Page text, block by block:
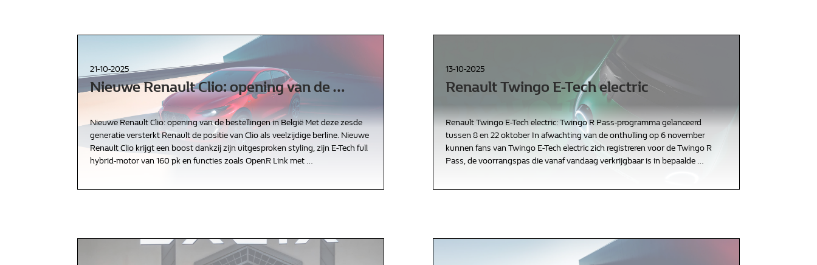
21-10-2025
Nieuwe Renault Clio: opening van de …
Nieuwe Renault Clio: opening van de bestellingen in België Met deze zesde
generatie versterkt Renault de positie van Clio als veelzijdige berline. Nieuwe
Renault Clio krijgt een boost dankzij zijn uitgesproken styling, zijn E-Tech full
hybrid-motor van 160 pk en functies zoals OpenR Link met …
13-10-2025
Renault Twingo E-Tech electric
Renault Twingo E-Tech electric: Twingo R Pass-programma gelanceerd
tussen 8 en 22 oktober In afwachting van de onthulling op 6 november
kunnen fans van Twingo E-Tech electric zich registreren voor de Twingo R
Pass, de voorrangspas die vanaf vandaag verkrijgbaar is in bepaalde …